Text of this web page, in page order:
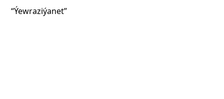
“Ýewraziýanet”